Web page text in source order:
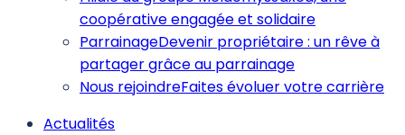
coopérative engagée et solidaire
ParrainageDevenir propriétaire : un rêve à
partager grâce au parrainage
Nous rejoindreFaites évoluer votre carrière
Actualités